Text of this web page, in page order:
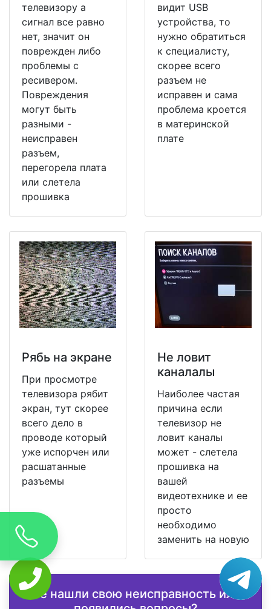
телевизору а
сигнал все равно
нет, значит он
поврежден либо
проблемы с
ресивером.
Повреждения
могут быть
разными -
неисправен
разъем,
перегорела плата
или слетела
прошивка
видит USB
устройства, то
нужно обратиться
к специалисту,
скорее всего
разъем не
исправен и сама
проблема кроется
в материнской
плате
Рябь на экране
При просмотре
телевизора рябит
экран, тут скорее
всего дело в
проводе который
уже испорчен или
расшатанные
разъемы
Не ловит
каналалы
Наиболее частая
причина если
телевизор не
ловит каналы
может - слетела
прошивка на
вашей
видеотехнике и ее
просто
необходимо
заменить на новую
Не нашли свою неисправность или